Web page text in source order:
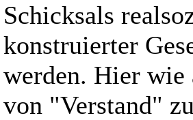
Schicksals
konstruierter
werden. Hier wie
von "Verstand"